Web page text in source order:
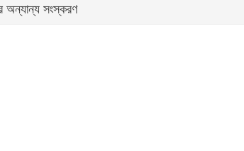
অন্যান্য সংস্করণ